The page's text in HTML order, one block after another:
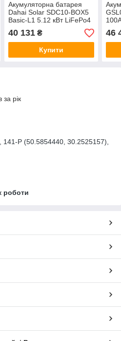
Акумуляторна батарея
Dahai Solar SDC10-BOX5
Basic-L1 5.12 кВт LiFePo4
40 131₴
Купити
46
за рік
141-Р (50.5854440, 30.2525157),
роботи